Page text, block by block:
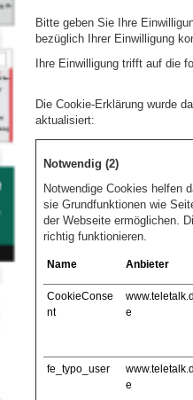
Bitte geben Sie Ihre
bezüglich Ihrer Einwilligung
Ihre Einwilligung trifft auf die
Die Cookie-Erklärung wurde
aktualisiert:
Notwendig (2)
Notwendige Cookies helfen
sie Grundfunktionen wie
der Webseite ermöglichen.
richtig funktionieren.
Name Anbieter
CookieConse
nt
e
fe_typo_user
e